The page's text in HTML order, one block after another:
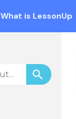
What is LessonUp